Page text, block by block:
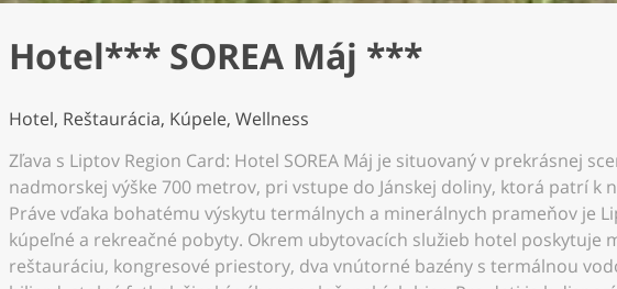
Hotel*** SOREA Máj ***
Hotel, Reštaurácia, Kúpele, Wellness
Zľava s Liptov Region Card: Hotel SOREA Máj je situovaný v prekrásnej
nadmorskej výške 700 metrov, pri vstupe do Jánskej doliny, ktorá patrí k
Práve vďaka bohatému výskytu termálnych a minerálnych prameňov je
kúpeľné a rekreačné pobyty. Okrem ubytovacích služieb hotel poskytuje
reštauráciu, kongresové priestory, dva vnútorné bazény s termálnou